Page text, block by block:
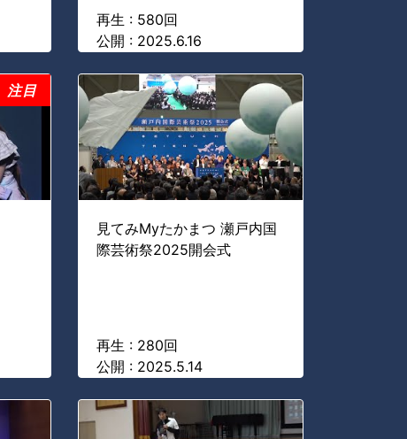
再生 : 580回
公開 : 2025.6.16
注目
見てみMyたかまつ 瀬戸内国
際芸術祭2025開会式
再生 : 280回
公開 : 2025.5.14